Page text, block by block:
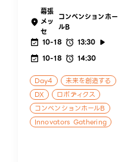
幕張
メッ
セ
コンベンションホー
ルB
10-18
13:30
10-18
14:30
Day4
未来を創造する
DX
ロボティクス
コンベンションホールB
Innovators Gathering